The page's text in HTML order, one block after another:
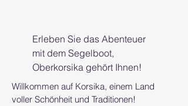
Erleben Sie das Abenteuer
mit dem Segelboot,
Oberkorsika gehört Ihnen!
Willkommen auf Korsika, einem Land
voller Schönheit und Traditionen!